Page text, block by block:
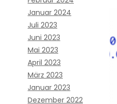
Januar 2024
Juli 2023
Juni 2023
Mai 2023
April 2023
März 2023
Januar 2023
Dezember 2022